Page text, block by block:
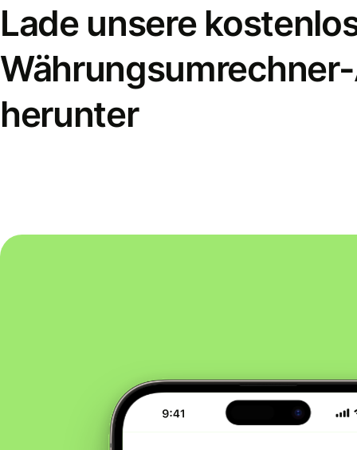
Lade unsere
herunter